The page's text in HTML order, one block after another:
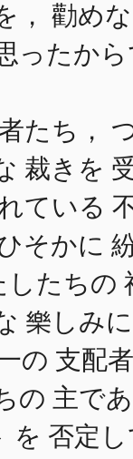
， 勸め
ったか
たち，
裁きを
ている
そかに
したちの
樂しみに
の 支配
の 主で
を 否定